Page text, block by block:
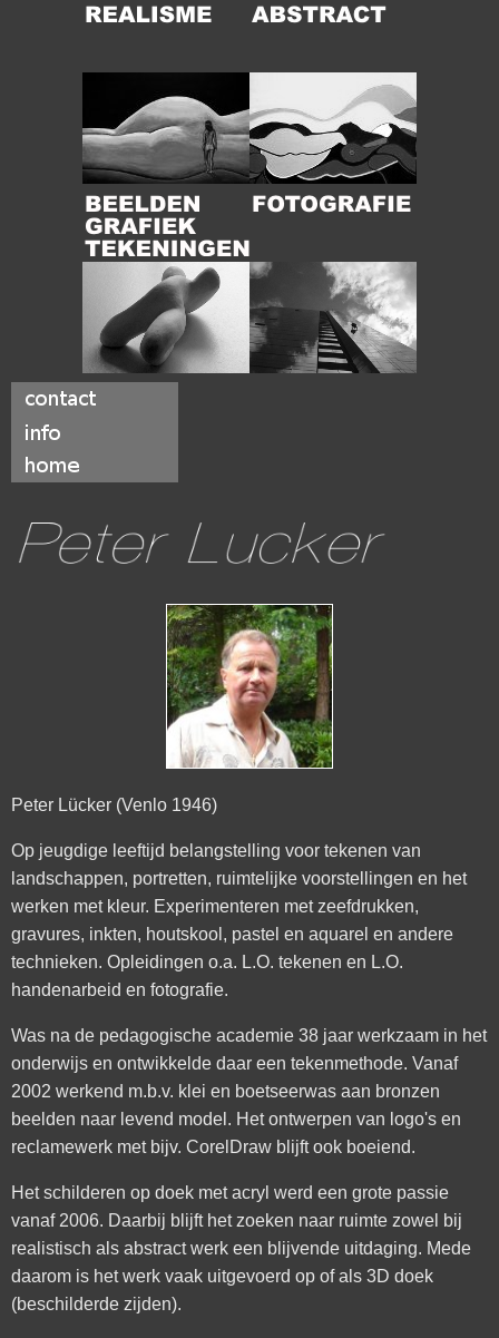
Peter Lücker (Venlo 1946)
Op jeugdige leeftijd belangstelling voor tekenen van
landschappen, portretten, ruimtelijke voorstellingen en het
werken met kleur. Experimenteren met zeefdrukken,
gravures, inkten, houtskool, pastel en aquarel en andere
technieken. Opleidingen o.a. L.O. tekenen en L.O.
handenarbeid en fotografie.
Was na de pedagogische academie 38 jaar werkzaam in het
onderwijs en ontwikkelde daar een tekenmethode. Vanaf
2002 werkend m.b.v. klei en boetseerwas aan bronzen
beelden naar levend model. Het ontwerpen van logo's en
reclamewerk met bijv. CorelDraw blijft ook boeiend.
Het schilderen op doek met acryl werd een grote passie
vanaf 2006. Daarbij blijft het zoeken naar ruimte zowel bij
realistisch als abstract werk een blijvende uitdaging. Mede
daarom is het werk vaak uitgevoerd op of als 3D doek
(beschilderde zijden).